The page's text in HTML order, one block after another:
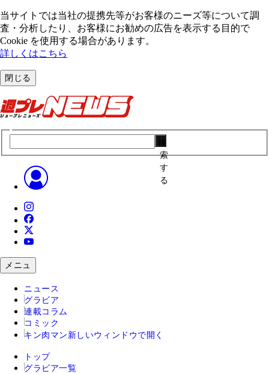
当サイトでは当社の提携先等がお客様のニーズ等について調
査・分析したり、お客様にお勧めの広告を表⽰する⽬的で
Cookie を使⽤する場合があります。
詳しくはこちら
閉じる
索
す
る
メニュ
ニュース
グラビア
連載コラム
コミック
キン肉マン 新しいウィンドウで開く
トップ
グラビア一覧